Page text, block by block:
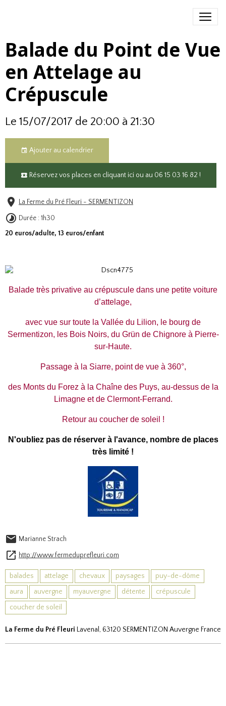
Balade du Point de Vue
en Attelage au
Crépuscule
Le 15/07/2017 de 20:00 à 21:30
Ajouter au calendrier
Réservez vos places en cliquant ici ou au 06 15 03 16 82 !
La Ferme du Pré Fleuri - SERMENTIZON
Durée : 1h30
20 euros/adulte, 13 euros/enfant
Balade très privative au crépuscule dans une petite voiture
d’attelage,
avec vue sur toute la Vallée du Lilion, le bourg de
Sermentizon, les Bois Noirs, du Grün de Chignore à Pierre-
sur-Haute.
Passage à la Siarre, point de vue à 360°,
des Monts du Forez à la Chaîne des Puys, au-dessus de la
Limagne et de Clermont-Ferrand.
Retour au coucher de soleil !
N'oubliez pas de réserver à l'avance, nombre de places
très limité !
Marianne Strach
http://www.fermeduprefleuri.com
balades attelage chevaux paysages
puy-de-dôme
aura
auvergne myauvergne détente
crépuscule
coucher de soleil
La Ferme du Pré Fleuri Lavenal, 63120 SERMENTIZON Auvergne France